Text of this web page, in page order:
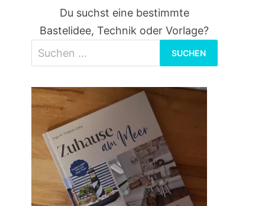
Du suchst eine bestimmte
Bastelidee, Technik oder Vorlage?
nach: